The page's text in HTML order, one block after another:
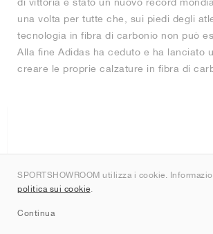
una volta per tutte che, sui piedi degli
tecnologia in fibra di carbonio non può
Alla fine Adidas ha ceduto e ha lanciato
creare le proprie calzature in fibra di
SPORTSHOWROOM utilizza i cookie.
politica sui cookie.
Continua